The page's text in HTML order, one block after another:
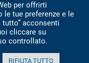
per offrirti
le tue preferenze e le
acconsenti
cliccare su
controllato.
RIFIUTA TUTTO